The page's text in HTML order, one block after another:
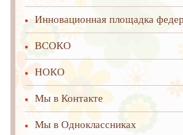
Инновационная площадка
ВСОКО
НОКО
Мы в Контакте
Мы в Одноклассниках